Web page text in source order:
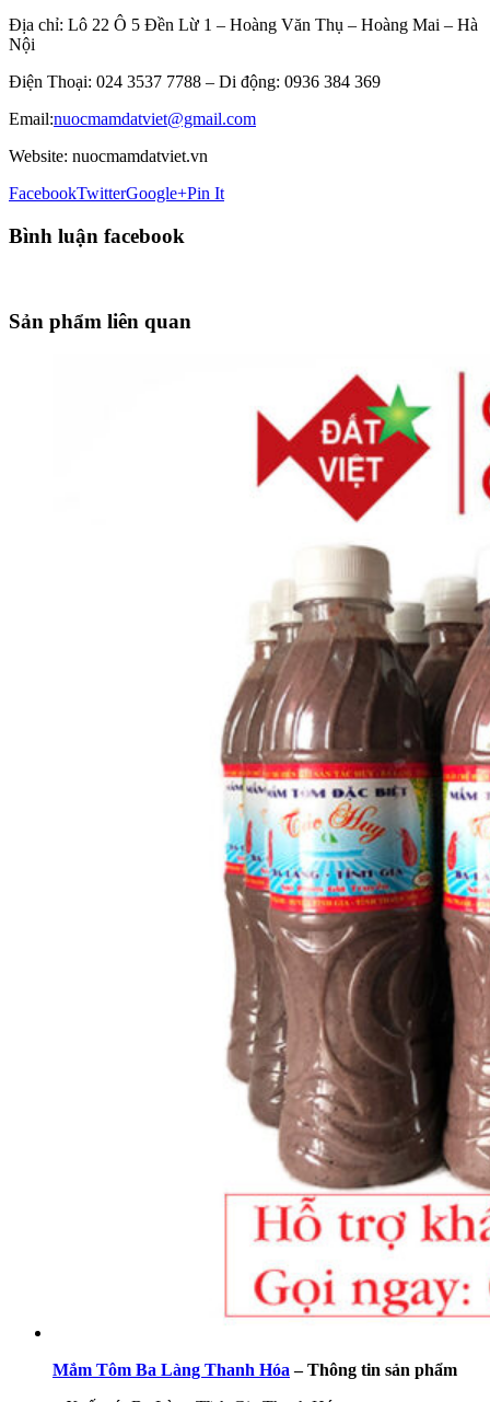
Địa chỉ: Lô 22 Ô 5 Đền Lừ 1 – Hoàng Văn Thụ – Hoàng Mai – Hà
Nội
Điện Thoại: 024 3537 7788 – Di động: 0936 384 369
Email:nuocmamdatviet@gmail.com
Website: nuocmamdatviet.vn
FacebookTwitterGoogle+Pin It
Bình luận facebook
Sản phẩm liên quan
Mắm Tôm Ba Làng Thanh Hóa – Thông tin sản phẩm